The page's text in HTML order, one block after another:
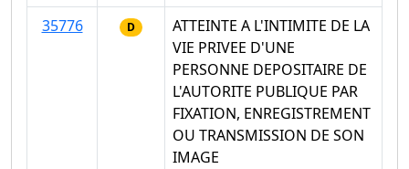
35776
D
ATTEINTE A L'INTIMITE DE LA
VIE PRIVEE D'UNE
PERSONNE DEPOSITAIRE DE
L'AUTORITE PUBLIQUE PAR
FIXATION, ENREGISTREMENT
OU TRANSMISSION DE SON
IMAGE